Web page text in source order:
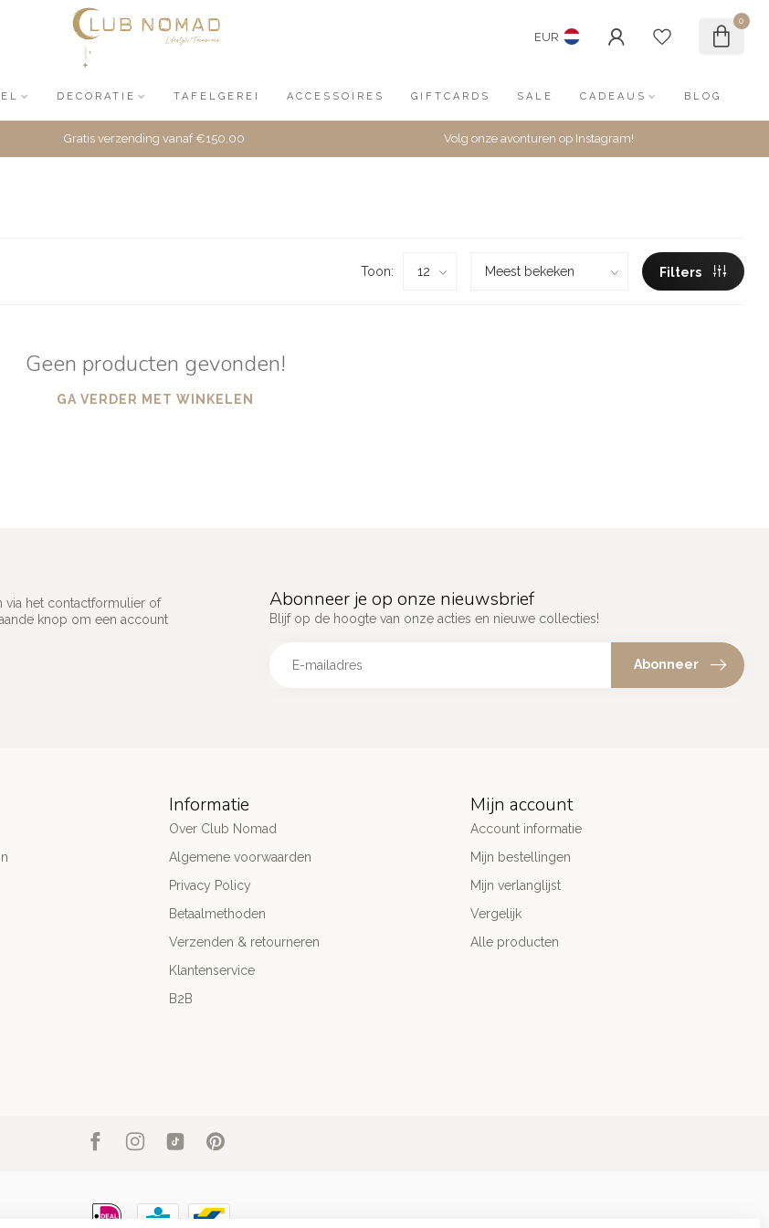
EUR
0
DECORATIE TAFELGEREI ACCESSOIRES GIFTCARDS SALE CADEAUS BLOG
Gratis verzending vanaf €150,00 Volg onze avonturen op Instagram!
Toon: Filters
Geen producten gevonden!
GA VERDER MET WINKELEN
via het contactformulier of
knop om een account
Abonneer je op onze nieuwsbrief
Blijf op de hoogte van onze acties en nieuwe collecties!
Abonneer
Informatie
Over Club Nomad
Algemene voorwaarden
Privacy Policy
Betaalmethoden
Verzenden & retourneren
Klantenservice
B2B
Mijn account
Account informatie
Mijn bestellingen
Mijn verlanglijst
Vergelijk
Alle producten